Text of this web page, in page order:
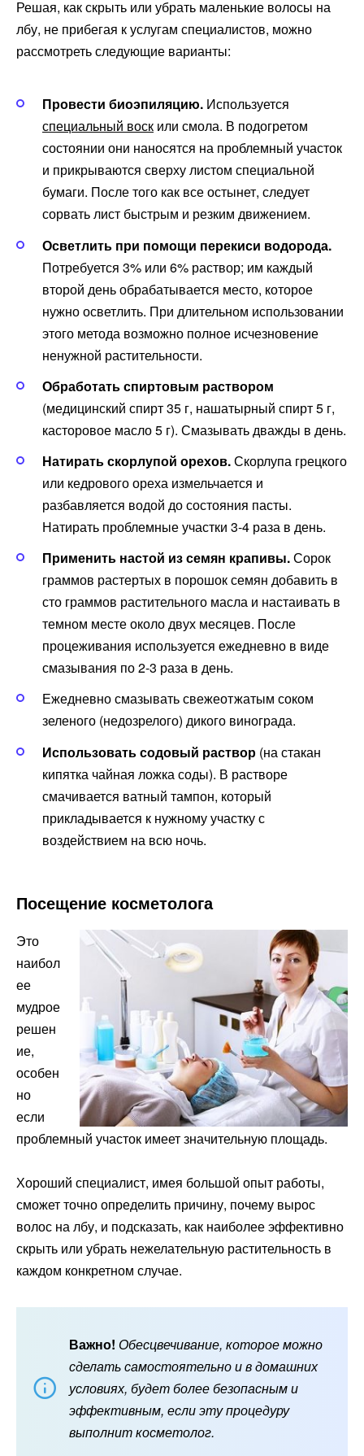
Решая, как скрыть или убрать маленькие волосы на
лбу, не прибегая к услугам специалистов, можно
рассмотреть следующие варианты:
Провести биоэпиляцию. Используется
специальный воск или смола. В подогретом
состоянии они наносятся на проблемный участок
и прикрываются сверху листом специальной
бумаги. После того как все остынет, следует
сорвать лист быстрым и резким движением.
Осветлить при помощи перекиси водорода.
Потребуется 3% или 6% раствор; им каждый
второй день обрабатывается место, которое
нужно осветлить. При длительном использовании
этого метода возможно полное исчезновение
ненужной растительности.
Обработать спиртовым раствором
(медицинский спирт 35 г, нашатырный спирт 5 г,
касторовое масло 5 г). Смазывать дважды в день.
Натирать скорлупой орехов.Скорлупа грецкого
или кедрового ореха измельчается и
разбавляется водой до состояния пасты.
Натирать проблемные участки 3-4 раза в день.
Применить настой из семян крапивы.Сорок
граммов растертых в порошок семян добавить в
сто граммов растительного масла и настаивать в
темном месте около двух месяцев. После
процеживания используется ежедневно в виде
смазывания по 2-3 раза в день.
Ежедневно смазывать свежеотжатым соком
зеленого (недозрелого) дикого винограда.
Использовать содовый раствор (на стакан
кипятка чайная ложка соды). В растворе
смачивается ватный тампон, который
прикладывается к нужному участку с
воздействием на всю ночь.
Посещение косметолога
Это
наибол
ее
мудрое
решен
ие,
особен
но
если
проблемный участок имеет значительную площадь.
Хороший специалист, имея большой опыт работы,
сможет точно определить причину, почему вырос
волос на лбу, и подсказать, как наиболее эффективно
скрыть или убрать нежелательную растительность в
каждом конкретном случае.
Важно! Обесцвечивание, которое можно
сделать самостоятельно и в домашних
условиях, будет более безопасным и
эффективным, если эту процедуру
выполнит косметолог.